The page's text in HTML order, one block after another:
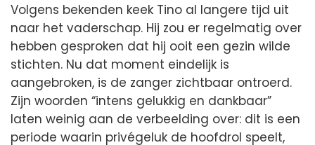
Volgens bekenden keek Tino al langere tijd uit
naar het vaderschap. Hij zou er regelmatig over
hebben gesproken dat hij ooit een gezin wilde
stichten. Nu dat moment eindelijk is
aangebroken, is de zanger zichtbaar ontroerd.
Zijn woorden “intens gelukkig en dankbaar”
laten weinig aan de verbeelding over: dit is een
periode waarin privégeluk de hoofdrol speelt,